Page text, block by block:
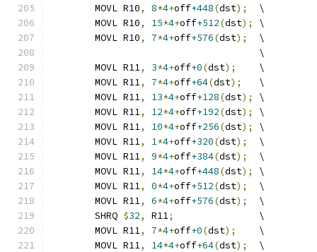
	MOVL R10
, 8*4+off+448(dst);
  \
	MOVL R10
, 15*4+off+512(dst);
\
	MOVL R10
, 7*4+off+576(dst);
  \
	                             \
	MOVL R11
, 3*4+off+0(dst);
    \
	MOVL R11
, 7*4+off+64(dst);
   \
	MOVL R11
, 13*4+off+128(dst);
\
	MOVL R11
, 12*4+off+192(dst);
\
	MOVL R11
, 10*4+off+256(dst);
\
	MOVL R11
, 1*4+off+320(dst);
  \
	MOVL R11
, 9*4+off+384(dst);
  \
	MOVL R11
, 14*4+off+448(dst);
\
	MOVL R11
, 0*4+off+512(dst);
  \
	MOVL R11
, 6*4+off+576(dst);
  \
	SHRQ
$32, R11;
               \
	MOVL R11
, 7*4+off+0(dst);
    \
	MOVL R11
, 14*4+off+64(dst);
  \